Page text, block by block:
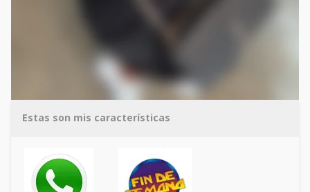
Estas son mis características